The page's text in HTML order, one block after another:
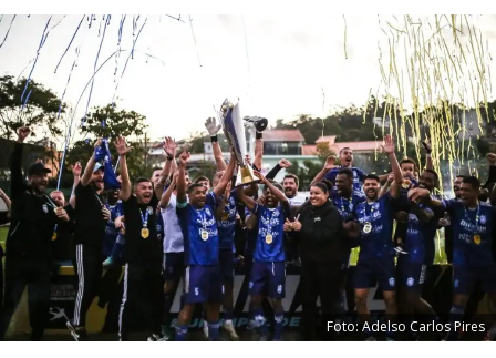
Foto: Adelso Carlos Pires